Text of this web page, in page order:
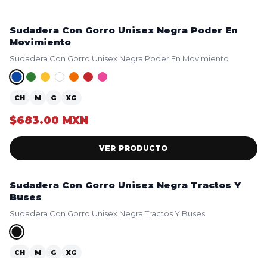
NUEVO
Sudadera Con Gorro Unisex Negra Poder En
Movimiento
Sudadera Con Gorro Unisex Negra Poder En Movimiento
CH M G XG
$683.00 MXN
VER PRODUCTO
NUEVO
Sudadera Con Gorro Unisex Negra Tractos Y
Buses
Sudadera Con Gorro Unisex Negra Tractos Y Buses
CH M G XG